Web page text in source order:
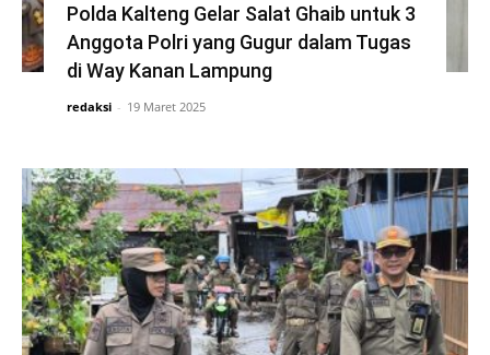
Polda Kalteng Gelar Salat Ghaib untuk 3
Anggota Polri yang Gugur dalam Tugas
di Way Kanan Lampung
redaksi - 19 Maret 2025